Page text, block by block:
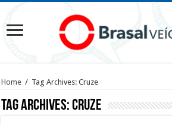
Home / Tag Archives: Cruze
Tag Archives:Cruze